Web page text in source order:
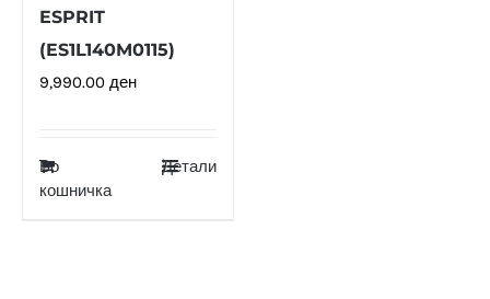
ESPRIT
(ES1L140M0115)
9,990.00 ден
Во
кошничка
Детали